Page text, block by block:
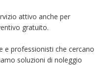
attivo anche per
gratuito.
e professionisti che cercano
soluzioni di noleggio